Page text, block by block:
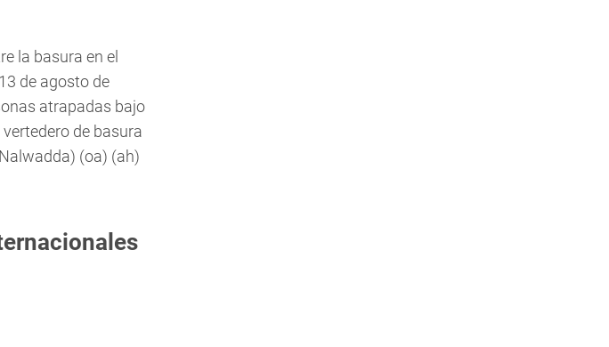
la basura en el
de agosto de
atrapadas bajo
de basura
(oa) (ah)